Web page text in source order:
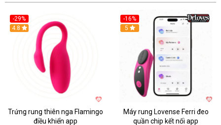
-29%
Hot
4.8
Trứng rung thiên nga Flamingo
điều khiển app
-16%
Hot
5
Máy rung Lovense Ferri đeo
quần chip kết nối app